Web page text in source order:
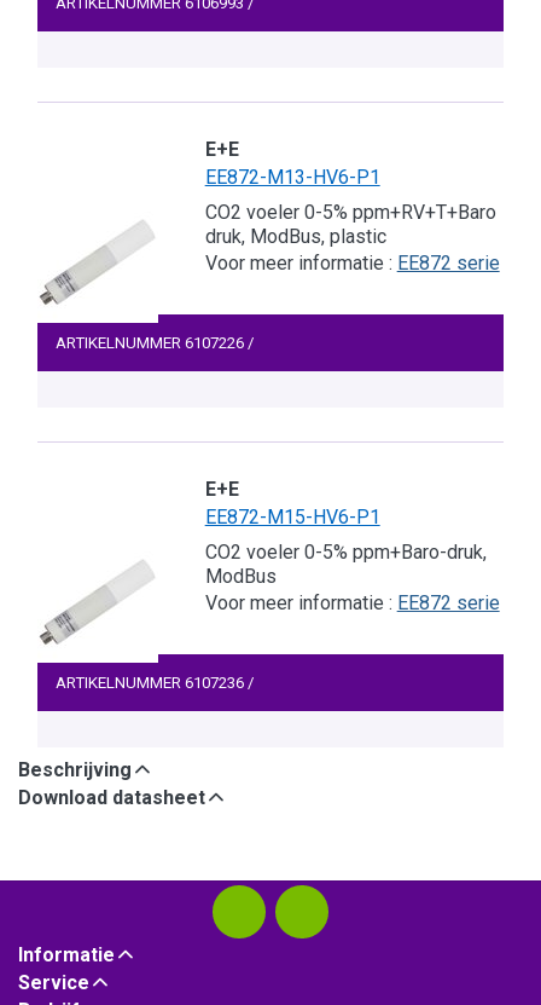
E+E
EE872-M13-HV6-P1
CO2 voeler 0-5% ppm+RV+T+Baro
druk, ModBus, plastic
Voor meer informatie : EE872 serie
ARTIKELNUMMER 6107226 /
E+E
EE872-M15-HV6-P1
CO2 voeler 0-5% ppm+Baro-druk,
ModBus
Voor meer informatie : EE872 serie
ARTIKELNUMMER 6107236 /
Beschrijving
Download datasheet
Informatie
Service